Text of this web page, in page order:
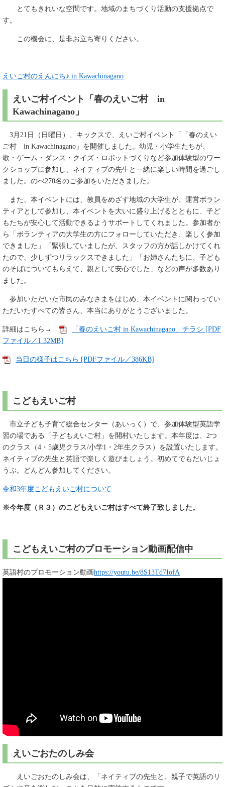
とてもきれいな空間です。地域のまちづくり活動の支援拠点で
す。
この機会に、是非お立ち寄りください。
えいご村のえんにち♪ in Kawachinagano
えいご村イベント「春のえいご村 in
Kawachinagano」
3月21日（日曜日）、キックスで、えいご村イベント「「春のえい
ご村 in Kawachinagano」を開催しました。幼児・小学生たちが、
歌・ゲーム・ダンス・クイズ・ロボットづくりなど参加体験型のワー
クショップに参加し、ネイティブの先生と一緒に楽しい時間を過ごし
ました。のべ270名のご参加をいただきました。
また、本イベントには、教員をめざす地域の大学生が、運営ボラン
ティアとして参加し、本イベントを大いに盛り上げるとともに、子ど
もたちが安心して活動できるようサポートしてくれました。参加者か
ら「ボランティアの大学生の方にフォローしていただき、楽しく参加
できました」「緊張していましたが、スタッフの方が話しかけてくれ
たので、少しずつリラックスできました」「お姉さんたちに、子ども
のそばについてもらえて、親として安心でした」などの声が多数あり
ました。
参加いただいた市民のみなさまをはじめ、本イベントに関わってい
ただいたすべての皆さん、本当にありがとうございました。
詳細はこちら→
「春のえいご村 in Kawachinagano」チラシ [PDF
ファイル／1.32MB]
当日の様子はこちら [PDFファイル／386KB]
こどもえいご村
市立子ども子育て総合センター（あいっく）で、参加体験型英語学
習の場である「子どもえいご村」を開村いたします。本年度は、2つ
のクラス（4・5歳児クラス/小学1・2年生クラス）を設置いたします。
ネイティブの先生と英語で楽しく遊びましょう。初めてでもだいじょ
うぶ。どんどん参加してください。
令和3年度こどもえいご村について
※今年度（Ｒ３）のこどもえいご村はすべて終了致しました。
こどもえいご村のプロモーション動画配信中
英語村のプロモーション動画https://youtu.be/8S13Td7IofA
えいごおたのしみ会
えいごおたのしみ会は、「ネイティブの先生と、親子で英語のリ